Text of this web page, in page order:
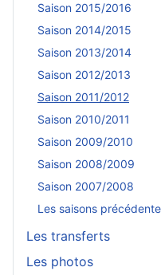
Saison 2015/2016
Saison 2014/2015
Saison 2013/2014
Saison 2012/2013
Saison 2011/2012
Saison 2010/2011
Saison 2009/2010
Saison 2008/2009
Saison 2007/2008
Les saisons
Les transferts
Les photos